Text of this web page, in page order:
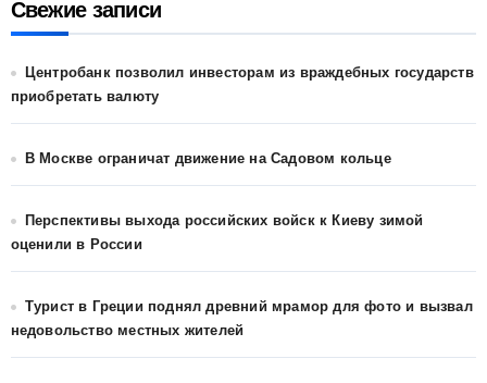
Свежие записи
Центробанк позволил инвесторам из враждебных государств
приобретать валюту
В Москве ограничат движение на Садовом кольце
Перспективы выхода российских войск к Киеву зимой
оценили в России
Турист в Греции поднял древний мрамор для фото и вызвал
недовольство местных жителей